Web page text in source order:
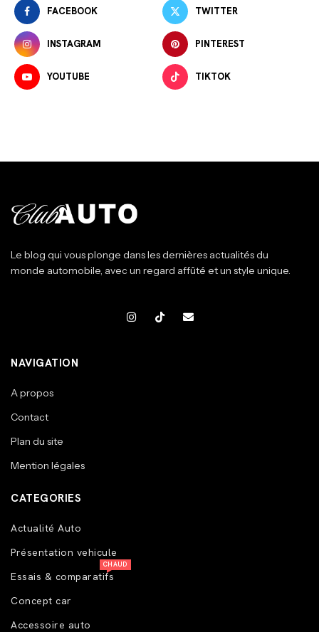
FACEBOOK TWITTER
INSTAGRAM PINTEREST
YOUTUBE TIKTOK
Le blog qui vous plonge dans les dernières actualités du
monde automobile, avec un regard affûté et un style unique.
NAVIGATION
A propos
Contact
Plan du site
Mention légales
CATEGORIES
Actualité Auto
Présentation vehicule
Essais & comparatifs
CHAUD
Concept car
Accessoire auto